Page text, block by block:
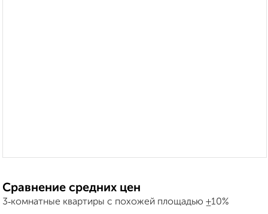
Сравнение средних цен
3‑комнатные квартиры с похожей площадью ±10%